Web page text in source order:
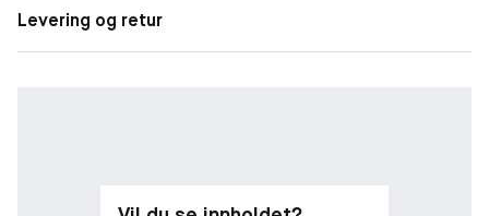
Levering og retur